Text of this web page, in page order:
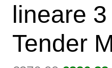
lineare
Tender